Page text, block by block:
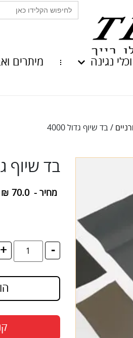
Search
for:
נגינה מיתרים
/ בד שיוף גדול 4000
בד שיוף
מחיר - ₪ 70.0
-
+